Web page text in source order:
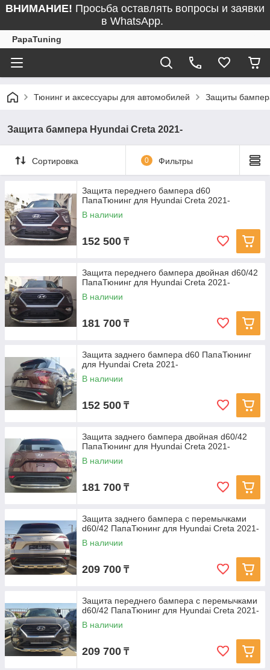
ВНИМАНИЕ! Просьба оставлять вопросы и заявки
в WhatsApp.
PapaTuning
Тюнинг и аксессуары для автомобилей Защиты
Защита бампера Hyundai Creta 2021-
Сортировка 0 Фильтры
Защита переднего бампера d60
ПапаТюнинг для Hyundai Creta 2021-
В наличии
152 500 ₸
Защита переднего бампера двойная d60/42
ПапаТюнинг для Hyundai Creta 2021-
В наличии
181 700 ₸
Защита заднего бампера d60 ПапаТюнинг
для Hyundai Creta 2021-
В наличии
152 500 ₸
Защита заднего бампера двойная d60/42
ПапаТюнинг для Hyundai Creta 2021-
В наличии
181 700 ₸
Защита заднего бампера с перемычками
d60/42 ПапаТюнинг для Hyundai Creta 2021-
В наличии
209 700 ₸
Защита переднего бампера с перемычками
d60/42 ПапаТюнинг для Hyundai Creta 2021-
В наличии
209 700 ₸